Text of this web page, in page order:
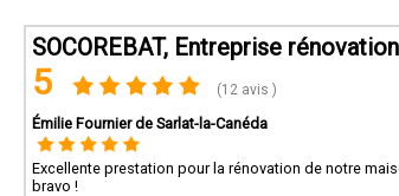
SOCOREBAT, Entreprise
5 (12 avis )
Émilie Fournier de Sarlat-la-Canéda
Excellente prestation pour la rénovation de notre
bravo !